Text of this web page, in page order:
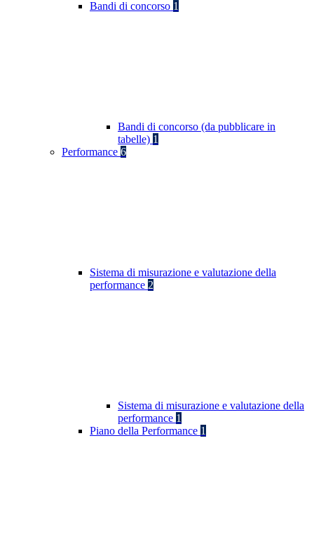
Bandi di concorso 1
Bandi di concorso (da pubblicare in
tabelle) 1
Performance 6
Sistema di misurazione e valutazione della
performance 2
Sistema di misurazione e valutazione della
performance 1
Piano della Performance 1